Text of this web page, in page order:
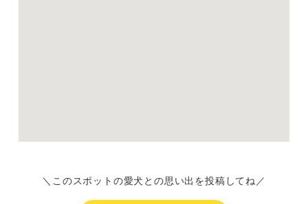
＼このスポットの愛犬との思い出を投稿してね／